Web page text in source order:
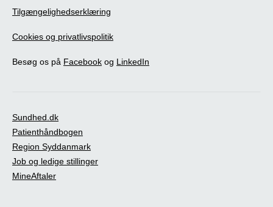
Tilgængelighedserklæring
Cookies og privatlivspolitik
Besøg os på Facebook og LinkedIn
Sundhed.dk
Patienthåndbogen
Region Syddanmark
Job og ledige stillinger
MineAftaler